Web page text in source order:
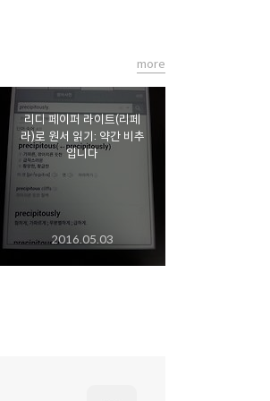
리디 페이퍼 라이트(리페
라)로 원서 읽기: 약간 비추
입니다
2016.05.03
more